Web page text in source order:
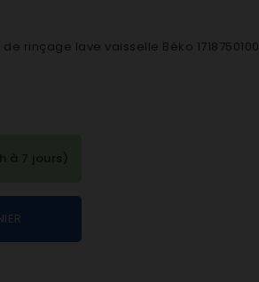
rinçage lave vaisselle Béko 1718750100
à 7 jours)